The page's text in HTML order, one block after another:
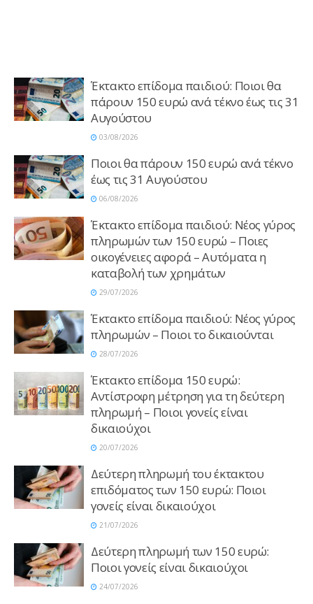
Έκτακτο επίδομα παιδιού: Ποιοι θα
πάρουν 150 ευρώ ανά τέκνο έως τις 31
Αυγούστου
03/08/2026
Ποιοι θα πάρουν 150 ευρώ ανά τέκνο
έως τις 31 Αυγούστου
06/08/2026
Έκτακτο επίδομα παιδιού: Νέος γύρος
πληρωμών των 150 ευρώ – Ποιες
οικογένειες αφορά – Αυτόματα η
καταβολή των χρημάτων
29/07/2026
Έκτακτο επίδομα παιδιού: Νέος γύρος
πληρωμών – Ποιοι το δικαιούνται
28/07/2026
Έκτακτο επίδομα 150 ευρώ:
Αντίστροφη μέτρηση για τη δεύτερη
πληρωμή – Ποιοι γονείς είναι
δικαιούχοι
20/07/2026
Δεύτερη πληρωμή του έκτακτου
επιδόματος των 150 ευρώ: Ποιοι
γονείς είναι δικαιούχοι
21/07/2026
Δεύτερη πληρωμή των 150 ευρώ:
Ποιοι γονείς είναι δικαιούχοι
24/07/2026